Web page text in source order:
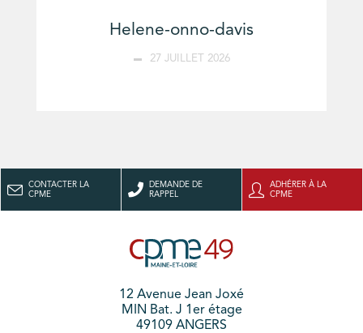
Helene-onno-davis
27 JUILLET 2026
CONTACTER LA
CPME
DEMANDE DE
RAPPEL
ADHÉRER À LA
CPME
12 Avenue Jean Joxé
MIN Bat. J 1er étage
49109 ANGERS